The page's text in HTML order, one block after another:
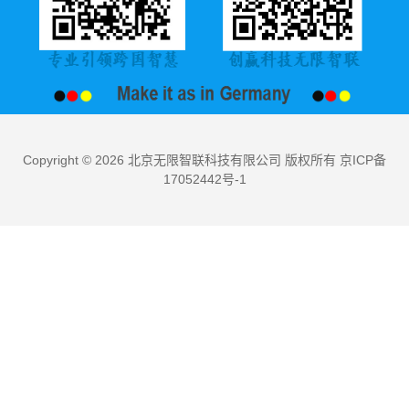
Copyright © 2026 北京无限智联科技有限公司 版权所有 京ICP备
17052442号-1